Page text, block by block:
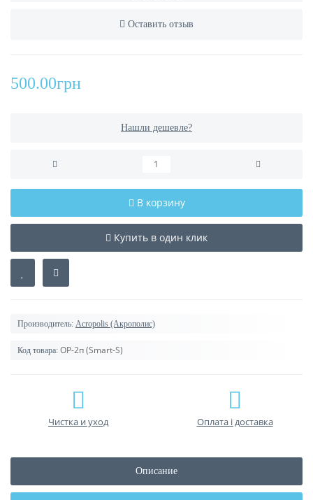
Оставить отзыв
500.00грн
Нашли дешевле?
В корзину
Купить в один клик
Производитель: Acropolis (Акрополис)
Код товара: ОР-2п (Smart-S)
Чистка и уход Оплата і доставка
Описание